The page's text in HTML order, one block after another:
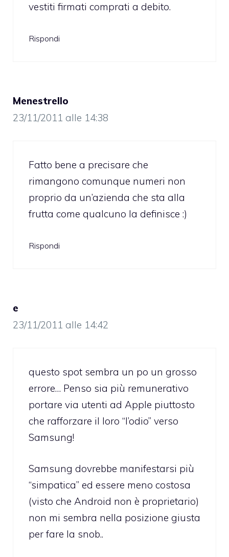
vestiti firmati comprati a debito.
Rispondi
Menestrello
23/11/2011 alle 14:38
Fatto bene a precisare che
rimangono comunque numeri non
proprio da un’azienda che sta alla
frutta come qualcuno la definisce :)
Rispondi
e
23/11/2011 alle 14:42
questo spot sembra un po un grosso
errore… Penso sia più remunerativo
portare via utenti ad Apple piuttosto
che rafforzare il loro “l’odio” verso
Samsung!
Samsung dovrebbe manifestarsi più
“simpatica” ed essere meno costosa
(visto che Android non è proprietario)
non mi sembra nella posizione giusta
per fare la snob..